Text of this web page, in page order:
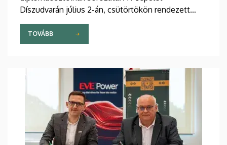
Díszudvarán július 2-án, csütörtökön rendezett
három esemény keretében több mint 800 végzős
vehette át oklevelét, emellett elismeréseket és a
DE Hallgatói Önkormányzat kitüntetéseit is
TOVÁBB